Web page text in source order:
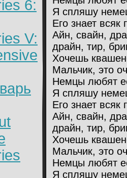
6:
V:
Я спляшу
Его знает всяк
Айн, свайн,
драйн, тир,
Хочешь
Мальчик, это
Немцы любят
Я спляшу
Его знает всяк
Айн, свайн,
драйн, тир,
Хочешь
Мальчик, это
Немцы любят
Я спляшу